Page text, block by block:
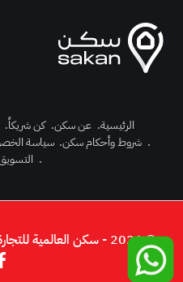
الرئيسية. عن سكن. كن شريكاً.
. شروط وأحكام سكن. سياسة
.
© 2026 - سكن العالمية للتجارة العامة جميع الحقوق محفوظة